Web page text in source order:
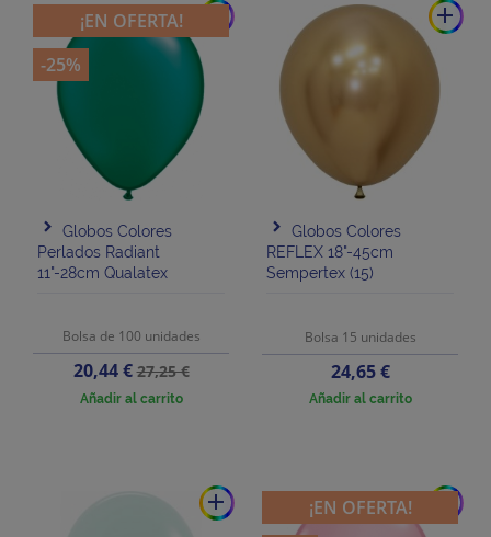
add
Globos Colores
Perlados Radiant
11"-28cm Qualatex
Bolsa de 100 unidades
Precio
20,44 €Precio
base
27,25 €
Añadir al carrito
¡EN OFERTA!
-25%
add
Globos Colores
REFLEX 18"-45cm
Sempertex (15)
Bolsa 15 unidades
Precio
24,65 €
Añadir al carrito
add add
¡EN OFERTA!